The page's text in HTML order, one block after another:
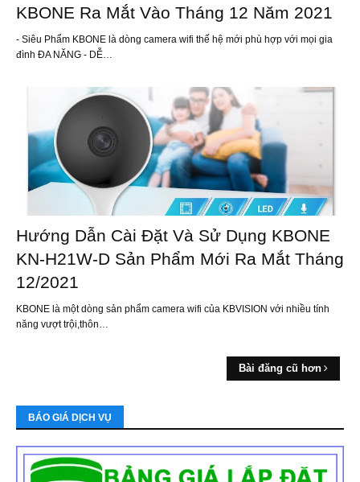
KBONE Ra Mắt Vào Tháng 12 Năm 2021
- Siêu Phẩm KBONE là dòng camera wifi thế hệ mới phù hợp với mọi gia
đình ĐA NĂNG - DỄ…
Hướng Dẫn Cài Đặt Và Sử Dụng KBONE
KN-H21W-D Sản Phẩm Mới Ra Mắt Tháng
12/2021
KBONE là một dòng sản phẩm camera wifi của KBVISION với nhiều tính
năng vượt trội,thôn…
Bài đăng cũ hơn
BÁO GIÁ DỊCH VỤ